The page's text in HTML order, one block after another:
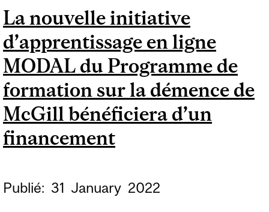
La nouvelle initiative
d’apprentissage en ligne
MODAL du Programme de
formation sur la démence de
McGill bénéficiera d’un
financement
Publié: 31 January 2022